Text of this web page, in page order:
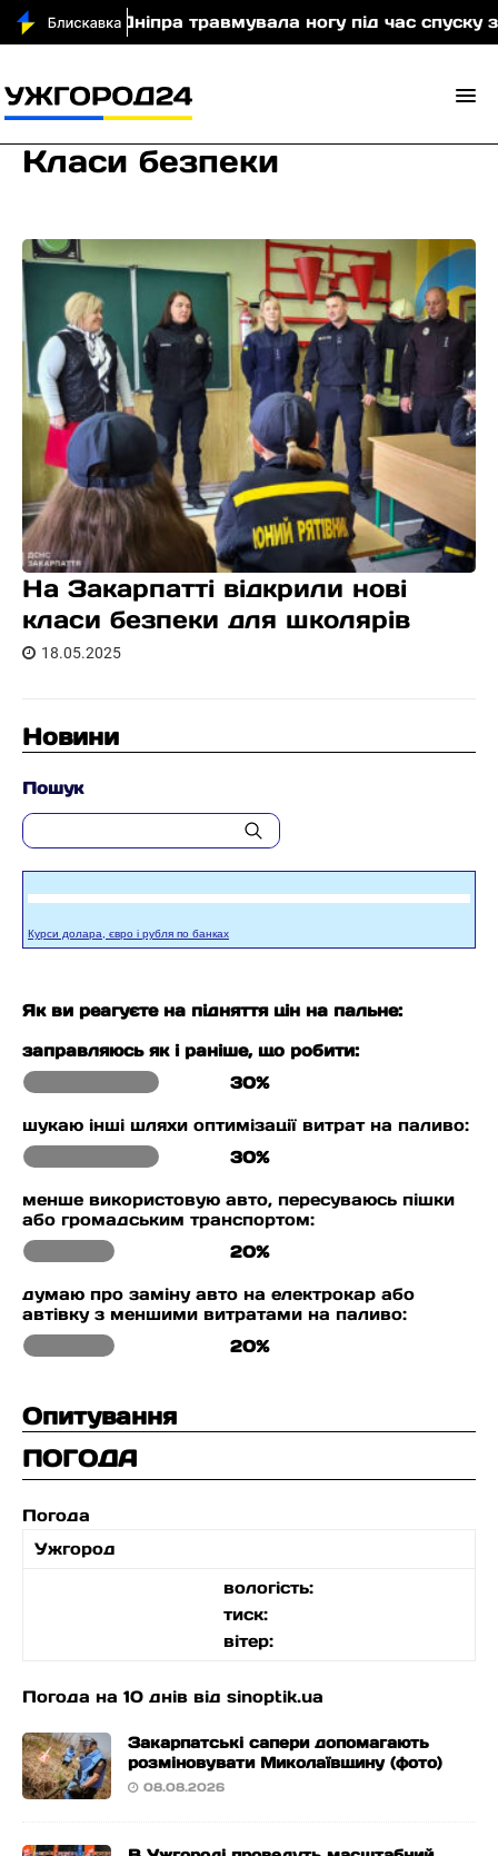
з Дніпра травмувала ногу під час спуску з
Класи безпеки
На Закарпатті відкрили нові
класи безпеки для школярів
18.05.2025
Новини
Пошук
Курси долара, євро і рубля по банках
Як ви реагуєте на підняття цін на пальне:
заправляюсь як і раніше, що робити:
30%
шукаю інші шляхи оптимізації витрат на паливо:
30%
менше використовую авто, пересуваюсь пішки
або громадським транспортом:
20%
думаю про заміну авто на електрокар або
автівку з меншими витратами на паливо:
20%
Опитування
ПОГОДА
Погода
Ужгород
вологість:
тиск:
вітер:
Погода на 10 днів від sinoptik.ua
Закарпатські сапери допомагають
розміновувати Миколаївщину (фото)
08.08.2026